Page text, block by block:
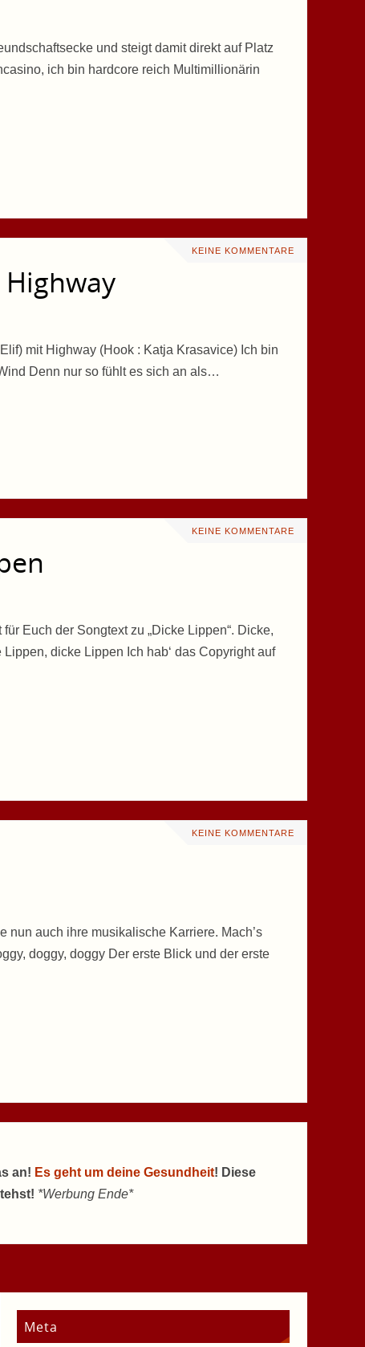
und steigt damit direkt auf Platz
ich bin hardcore reich Multimillionärin
KEINE KOMMENTARE
Highway
mit Highway (Hook : Katja Krasavice) Ich bin
Denn nur so fühlt es sich an als…
KEINE KOMMENTARE
Euch der Songtext zu „Dicke Lippen“. Dicke,
dicke Lippen Ich hab‘ das Copyright auf
KEINE KOMMENTARE
nun auch ihre musikalische Karriere. Mach’s
doggy, doggy Der erste Blick und der erste
an! Es geht um deine Gesundheit! Diese
*Werbung Ende*
Meta